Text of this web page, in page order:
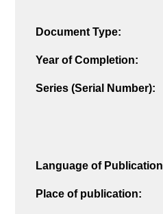
Document Type:
Year of Completion:
Series (Serial Number):
Language of
Place of publication: